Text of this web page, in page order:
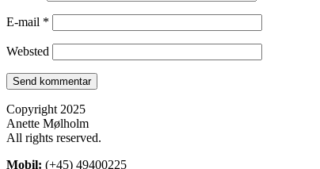
E-mail *
Websted
Copyright 2025
Anette Mølholm
All rights reserved.
Mobil: (+45) 49400225